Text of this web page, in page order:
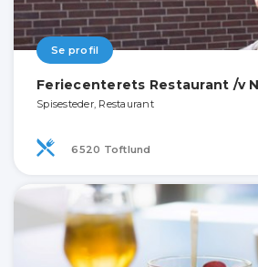
Se profil
Feriecenterets Restaurant /v
Spisesteder, Restaurant
6520 Toftlund